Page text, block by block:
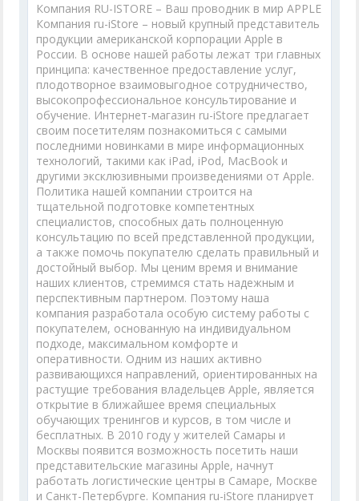
Компания RU-ISTORE – Ваш проводник в мир APPLE
Компания ru-iStore – новый крупный представитель
продукции американской корпорации Apple в
России. В основе нашей работы лежат три главных
принципа: качественное предоставление услуг,
плодотворное взаимовыгодное сотрудничество,
высокопрофессиональное консультирование и
обучение. Интернет-магазин ru-iStore предлагает
своим посетителям познакомиться с самыми
последними новинками в мире информационных
технологий, такими как iPad, iPod, MacBook и
другими эксклюзивными произведениями от Apple.
Политика нашей компании строится на
тщательной подготовке компетентных
специалистов, способных дать полноценную
консультацию по всей представленной продукции,
а также помочь покупателю сделать правильный и
достойный выбор. Мы ценим время и внимание
наших клиентов, стремимся стать надежным и
перспективным партнером. Поэтому наша
компания разработала особую систему работы с
покупателем, основанную на индивидуальном
подходе, максимальном комфорте и
оперативности. Одним из наших активно
развивающихся направлений, ориентированных на
растущие требования владельцев Apple, является
открытие в ближайшее время специальных
обучающих тренингов и курсов, в том числе и
бесплатных. В 2010 году у жителей Самары и
Москвы появится возможность посетить наши
представительские магазины Apple, начнут
работать логистические центры в Самаре, Москве
и Санкт-Петербурге. Компания ru-iStore планирует